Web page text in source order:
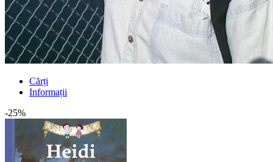
Cărți
Informații
-25%